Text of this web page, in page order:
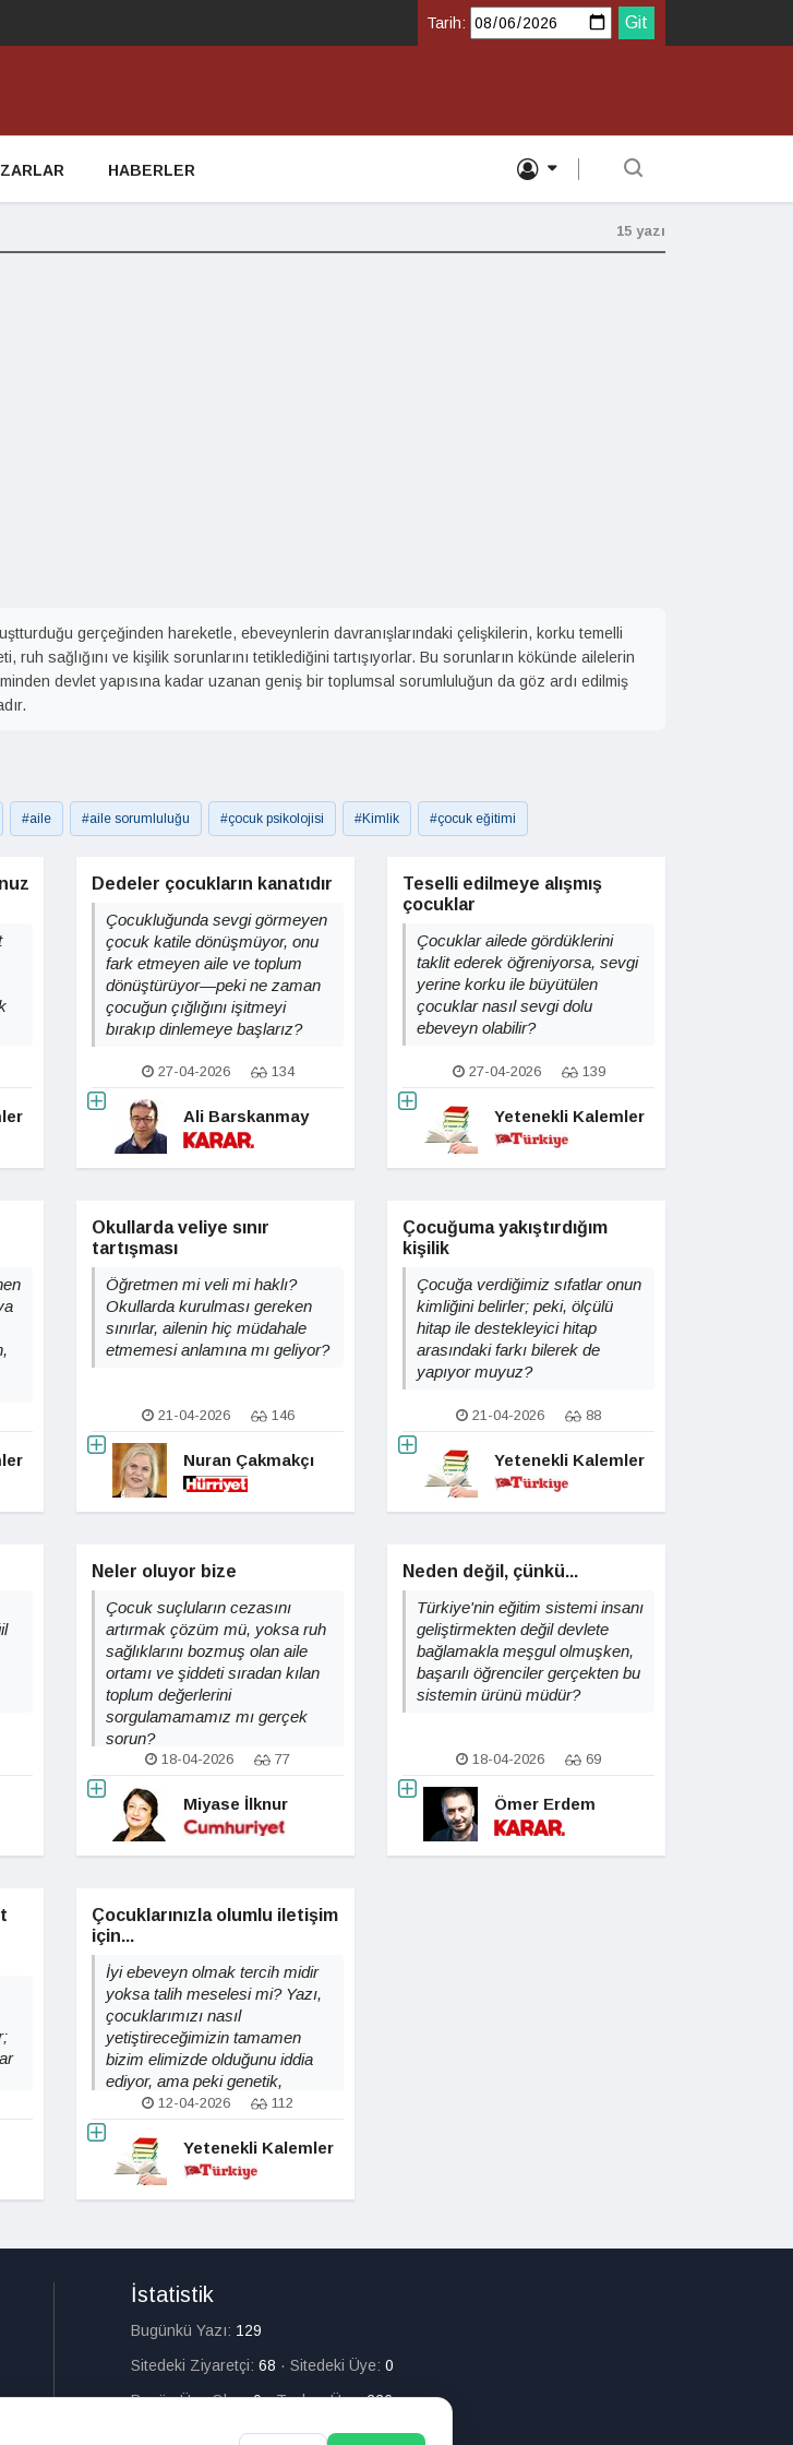
Tarih:
HABERLER
15 yazı
gerçeğinden hareketle, ebeveynlerin davranışlarındaki çelişkilerin, korku temelli
ruh sağlığını ve kişilik sorunlarını tetiklediğini tartışıyorlar. Bu sorunların kökünde ailelerin
devlet yapısına kadar uzanan geniş bir toplumsal sorumluluğun da göz ardı edilmiş
#aile #aile sorumluluğu #çocuk psikolojisi #Kimlik #çocuk eğitimi
Dedeler çocukların kanatıdır
Çocukluğunda sevgi görmeyen
çocuk katile dönüşmüyor, onu
fark etmeyen aile ve toplum
dönüştürüyor—peki ne zaman
çocuğun çığlığını işitmeyi
bırakıp dinlemeye başlarız?
27-04-2026 134
Ali Barskanmay
Teselli edilmeye alışmış
çocuklar
Çocuklar ailede gördüklerini
taklit ederek öğreniyorsa, sevgi
yerine korku ile büyütülen
çocuklar nasıl sevgi dolu
ebeveyn olabilir?
27-04-2026 139
Yetenekli Kalemler
Okullarda veliye sınır
tartışması
Öğretmen mi veli mi haklı?
Okullarda kurulması gereken
sınırlar, ailenin hiç müdahale
etmemesi anlamına mı geliyor?
21-04-2026 146
Nuran Çakmakçı
Çocuğuma yakıştırdığım
kişilik
Çocuğa verdiğimiz sıfatlar onun
kimliğini belirler; peki, ölçülü
hitap ile destekleyici hitap
arasındaki farkı bilerek de
yapıyor muyuz?
21-04-2026 88
Yetenekli Kalemler
Neler oluyor bize
Çocuk suçluların cezasını
artırmak çözüm mü, yoksa ruh
sağlıklarını bozmuş olan aile
ortamı ve şiddeti sıradan kılan
toplum değerlerini
sorgulamamamız mı gerçek
sorun?
18-04-2026 77
Miyase İlknur
Neden değil, çünkü...
Türkiye'nin eğitim sistemi insanı
geliştirmekten değil devlete
bağlamakla meşgul olmuşken,
başarılı öğrenciler gerçekten bu
sistemin ürünü müdür?
18-04-2026 69
Ömer Erdem
Çocuklarınızla olumlu iletişim
için...
İyi ebeveyn olmak tercih midir
yoksa talih meselesi mi? Yazı,
çocuklarımızı nasıl
yetiştireceğimizin tamamen
bizim elimizde olduğunu iddia
ediyor, ama peki genetik,
sosyal çevre ve akran
12-04-2026 112
Yetenekli Kalemler
İstatistik
Bugünkü Yazı: 129
Sitedeki Ziyaretçi: 68 · Sitedeki Üye: 0
Bugün Üye Olan:0·Toplam Üye:226